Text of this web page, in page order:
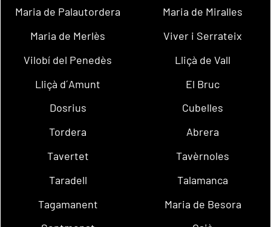
Maria de Palautordera
Maria de Miralles
Maria de Merlès
Viver i Serrateix
Vilobí del Penedès
Lliçà de Vall
Lliçà d´Amunt
El Bruc
Dosrius
Cubelles
Tordera
Abrera
Tavertet
Tavèrnoles
Taradell
Talamanca
Tagamanent
Maria de Besora